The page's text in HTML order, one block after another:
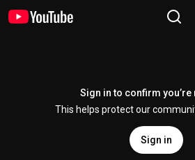
Sign in to confirm you’re
This helps protect our
Sign in